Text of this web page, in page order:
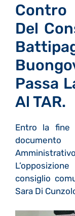
Del
Passa
Al TAR.
Entro la fine
consiglio
Sara Di